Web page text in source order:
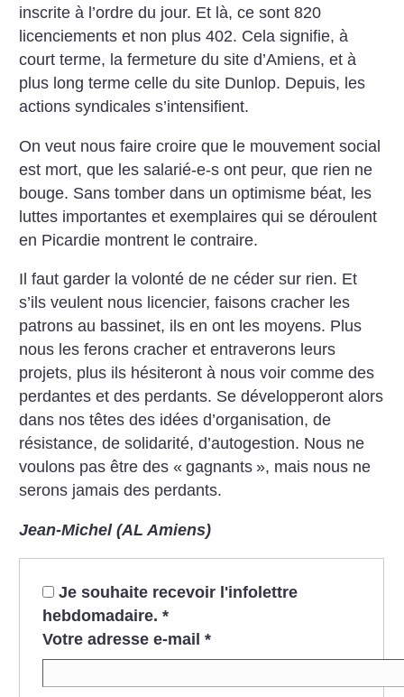
inscrite à l’ordre du jour. Et là, ce sont 820
licenciements et non plus 402. Cela signifie, à
court terme, la fermeture du site d’Amiens, et à
plus long terme celle du site Dunlop. Depuis, les
actions syndicales s’intensifient.
On veut nous faire croire que le mouvement social
est mort, que les salarié-e-s ont peur, que rien ne
bouge. Sans tomber dans un optimisme béat, les
luttes importantes et exemplaires qui se déroulent
en Picardie montrent le contraire.
Il faut garder la volonté de ne céder sur rien. Et
s’ils veulent nous licencier, faisons cracher les
patrons au bassinet, ils en ont les moyens. Plus
nous les ferons cracher et entraverons leurs
projets, plus ils hésiteront à nous voir comme des
perdantes et des perdants. Se développeront alors
dans nos têtes des idées d’organisation, de
résistance, de solidarité, d’autogestion. Nous ne
voulons pas être des « gagnants », mais nous ne
serons jamais des perdants.
Jean-Michel (AL Amiens)
Je souhaite recevoir l'infolettre
hebdomadaire. *
Votre adresse e-mail *